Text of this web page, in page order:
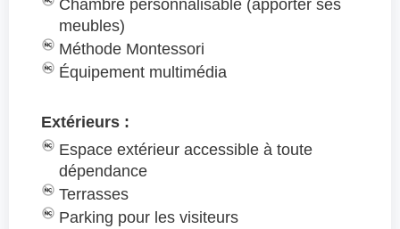
Chambre personnalisable (apporter ses
meubles)
Méthode Montessori
Équipement multimédia
Extérieurs :
Espace extérieur accessible à toute
dépendance
Terrasses
Parking pour les visiteurs